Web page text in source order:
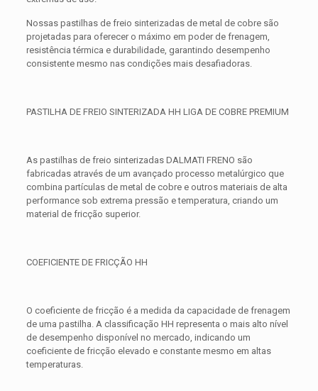
Nossas pastilhas de freio sinterizadas de metal de cobre são
projetadas para oferecer o máximo em poder de frenagem,
resistência térmica e durabilidade, garantindo desempenho
consistente mesmo nas condições mais desafiadoras.
PASTILHA DE FREIO SINTERIZADA HH LIGA DE COBRE PREMIUM
As pastilhas de freio sinterizadas DALMATI FRENO são
fabricadas através de um avançado processo metalúrgico que
combina partículas de metal de cobre e outros materiais de alta
performance sob extrema pressão e temperatura, criando um
material de fricção superior.
COEFICIENTE DE FRICÇÃO HH
O coeficiente de fricção é a medida da capacidade de frenagem
de uma pastilha. A classificação HH representa o mais alto nível
de desempenho disponível no mercado, indicando um
coeficiente de fricção elevado e constante mesmo em altas
temperaturas.